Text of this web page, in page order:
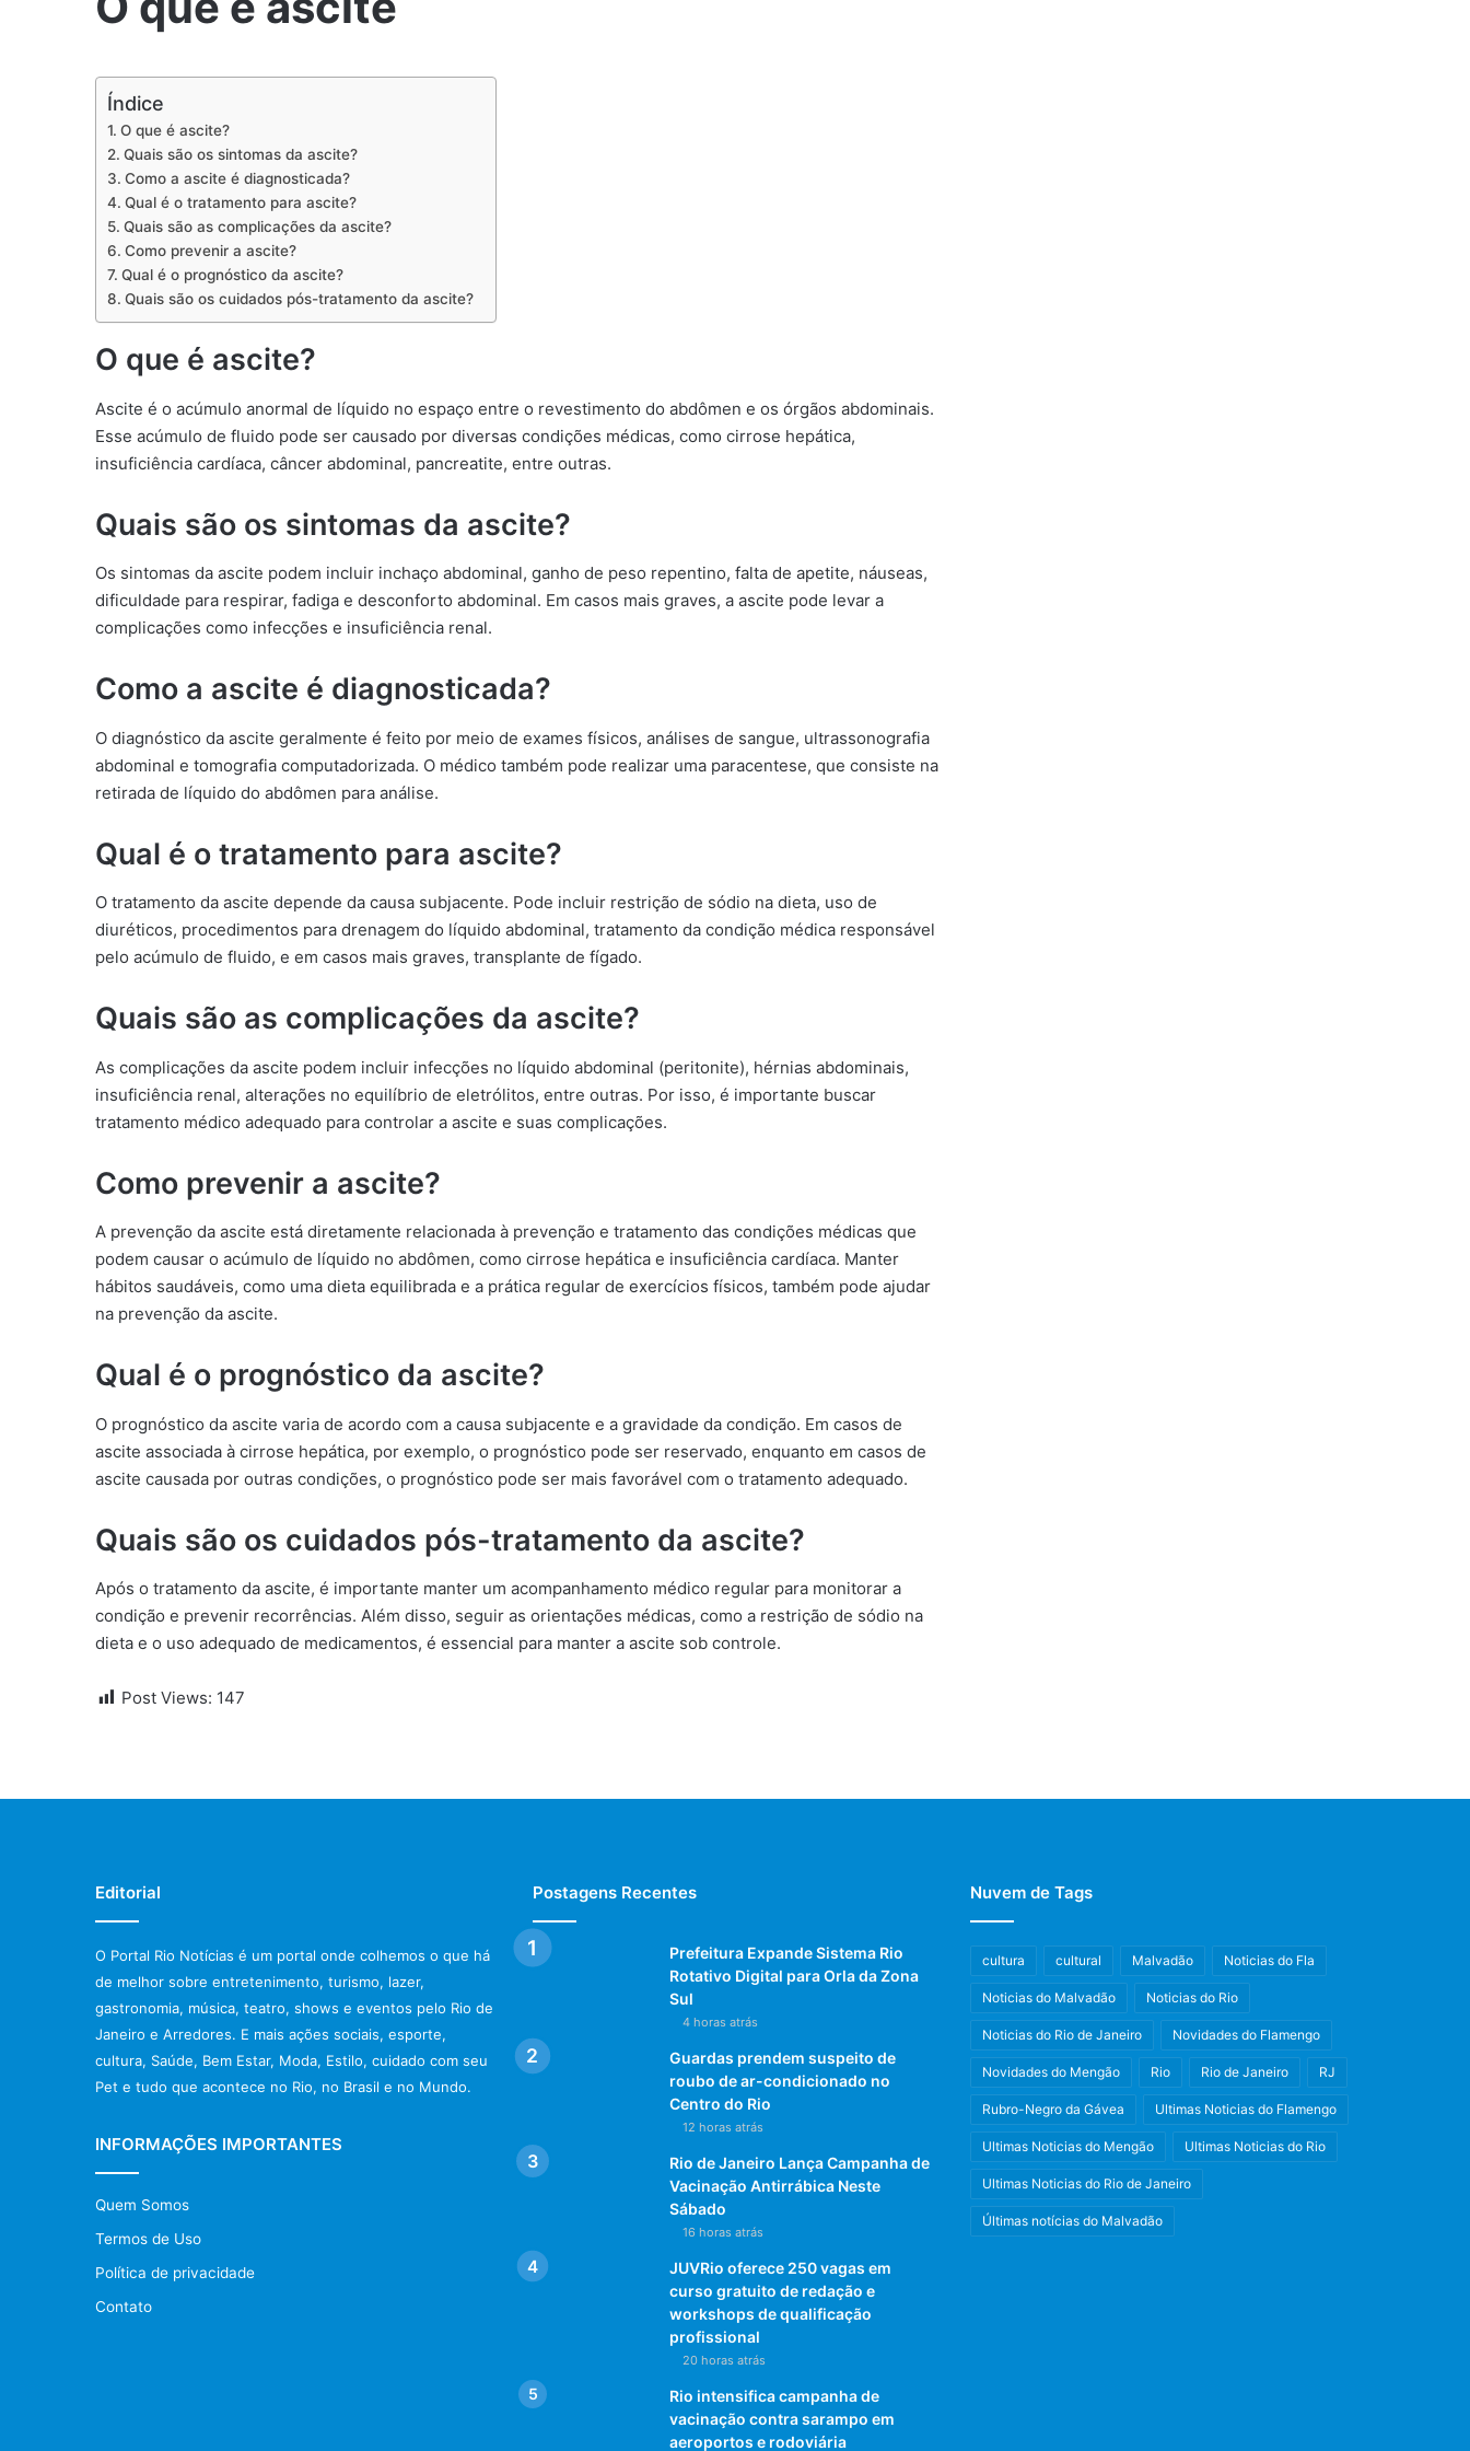
Índice
O que é ascite?
Quais são os sintomas da ascite?
Como a ascite é diagnosticada?
Qual é o tratamento para ascite?
Quais são as complicações da ascite?
Como prevenir a ascite?
Qual é o prognóstico da ascite?
Quais são os cuidados pós-tratamento da ascite?
O que é ascite?
Ascite é o acúmulo anormal de líquido no espaço entre o revestimento do abdômen e os órgãos abdominais.
Esse acúmulo de fluido pode ser causado por diversas condições médicas, como cirrose hepática,
insuficiência cardíaca, câncer abdominal, pancreatite, entre outras.
Quais são os sintomas da ascite?
Os sintomas da ascite podem incluir inchaço abdominal, ganho de peso repentino, falta de apetite, náuseas,
dificuldade para respirar, fadiga e desconforto abdominal. Em casos mais graves, a ascite pode levar a
complicações como infecções e insuficiência renal.
Como a ascite é diagnosticada?
O diagnóstico da ascite geralmente é feito por meio de exames físicos, análises de sangue, ultrassonografia
abdominal e tomografia computadorizada. O médico também pode realizar uma paracentese, que consiste na
retirada de líquido do abdômen para análise.
Qual é o tratamento para ascite?
O tratamento da ascite depende da causa subjacente. Pode incluir restrição de sódio na dieta, uso de
diuréticos, procedimentos para drenagem do líquido abdominal, tratamento da condição médica responsável
pelo acúmulo de fluido, e em casos mais graves, transplante de fígado.
Quais são as complicações da ascite?
As complicações da ascite podem incluir infecções no líquido abdominal (peritonite), hérnias abdominais,
insuficiência renal, alterações no equilíbrio de eletrólitos, entre outras. Por isso, é importante buscar
tratamento médico adequado para controlar a ascite e suas complicações.
Como prevenir a ascite?
A prevenção da ascite está diretamente relacionada à prevenção e tratamento das condições médicas que
podem causar o acúmulo de líquido no abdômen, como cirrose hepática e insuficiência cardíaca. Manter
hábitos saudáveis, como uma dieta equilibrada e a prática regular de exercícios físicos, também pode ajudar
na prevenção da ascite.
Qual é o prognóstico da ascite?
O prognóstico da ascite varia de acordo com a causa subjacente e a gravidade da condição. Em casos de
ascite associada à cirrose hepática, por exemplo, o prognóstico pode ser reservado, enquanto em casos de
ascite causada por outras condições, o prognóstico pode ser mais favorável com o tratamento adequado.
Quais são os cuidados pós-tratamento da ascite?
Após o tratamento da ascite, é importante manter um acompanhamento médico regular para monitorar a
condição e prevenir recorrências. Além disso, seguir as orientações médicas, como a restrição de sódio na
dieta e o uso adequado de medicamentos, é essencial para manter a ascite sob controle.
Post Views: 147
Editorial
O Portal Rio Notícias é um portal onde colhemos o que há
de melhor sobre entretenimento, turismo, lazer,
gastronomia, música, teatro, shows e eventos pelo Rio de
Janeiro e Arredores. E mais ações sociais, esporte,
cultura, Saúde, Bem Estar, Moda, Estilo, cuidado com seu
Pet e tudo que acontece no Rio, no Brasil e no Mundo.
INFORMAÇÕES IMPORTANTES
Quem Somos
Termos de Uso
Política de privacidade
Contato
Postagens Recentes
Prefeitura Expande Sistema Rio
Rotativo Digital para Orla da Zona
Sul
4 horas atrás
Guardas prendem suspeito de
roubo de ar-condicionado no
Centro do Rio
12 horas atrás
Rio de Janeiro Lança Campanha de
Vacinação Antirrábica Neste
Sábado
16 horas atrás
JUVRio oferece 250 vagas em
curso gratuito de redação e
workshops de qualificação
profissional
20 horas atrás
Rio intensifica campanha de
vacinação contra sarampo em
aeroportos e rodoviária
Nuvem de Tags
cultura cultural Malvadão Noticias do Fla
Noticias do Malvadão Noticias do Rio
Noticias do Rio de Janeiro Novidades do Flamengo
Novidades do Mengão Rio Rio de Janeiro RJ
Rubro-Negro da Gávea Ultimas Noticias do Flamengo
Ultimas Noticias do Mengão Ultimas Noticias do Rio
Ultimas Noticias do Rio de Janeiro
Últimas notícias do Malvadão